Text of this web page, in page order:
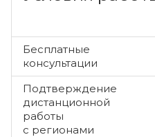
Бесплатные
консультации
Подтверждение
дистанционной
работы
с регионами